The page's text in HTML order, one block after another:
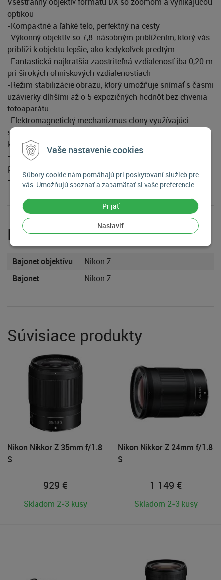
Vaše nastavenie cookies
Súbory cookie nám pomáhajú pri poskytovaní služieb pre
vás. Umožňujú spoznať a zapamätať si vaše preferencie.
Prijať
Nastaviť
optikou
-Kompaktné a ľahké telo, perfektný na cesty
-Výkonný objektív so 7,8-násobným priblížením, ktorý vás
priblíži k objektu lepšie, ako kedykoľvek predtým
-Fantastická najkratšia zaostriteľná vzdialenosť iba 0,20 m
pri širokých ohniskových vzdialenostiach
-Režim stabilizácie obrazu, ktorý umožňuje snímať s časmi
uzávierky dlhšími až o 5 expozičných hodnôt bez chvenia
fotoaparátu
-Elektromagnetický mechanizmus clony využívajúci
signály z fotoaparátu na ešte presnejšie ovládanie clony a
konzistentne stabilné riadenie expozície
-Skvelý na snímanie videosekvencií a fotografií, s ľahko
použiteľnými ovládacími prvkami
-Utesnený proti prachu a kvapkám vody
Parametre
Bajonet objektívu
Nikon Z
Bajonet
Nikon Z
Súvisiace produkty
Nikon Nikkor Z 35mm f/1.8
S
929 €
Skladom 2-3 kusy
Nikon Nikkor Z 24mm f/1.8
S
1 149 €
Skladom 2-3 kusy